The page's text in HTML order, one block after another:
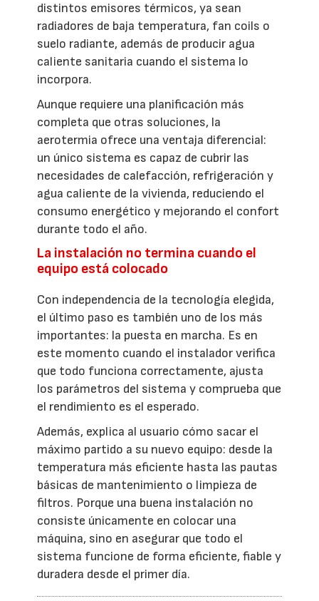
distintos emisores térmicos, ya sean
radiadores de baja temperatura, fan coils o
suelo radiante, además de producir agua
caliente sanitaria cuando el sistema lo
incorpora.
Aunque requiere una planificación más
completa que otras soluciones, la
aerotermia ofrece una ventaja diferencial:
un único sistema es capaz de cubrir las
necesidades de calefacción, refrigeración y
agua caliente de la vivienda, reduciendo el
consumo energético y mejorando el confort
durante todo el año.
La instalación no termina cuando el
equipo está colocado
Con independencia de la tecnología elegida,
el último paso es también uno de los más
importantes: la puesta en marcha. Es en
este momento cuando el instalador verifica
que todo funciona correctamente, ajusta
los parámetros del sistema y comprueba que
el rendimiento es el esperado.
Además, explica al usuario cómo sacar el
máximo partido a su nuevo equipo: desde la
temperatura más eficiente hasta las pautas
básicas de mantenimiento o limpieza de
filtros. Porque una buena instalación no
consiste únicamente en colocar una
máquina, sino en asegurar que todo el
sistema funcione de forma eficiente, fiable y
duradera desde el primer día.